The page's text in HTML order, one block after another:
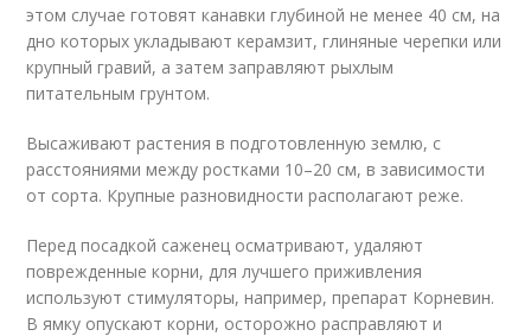
этом случае готовят канавки глубиной не менее 40 см, на
дно которых укладывают керамзит, глиняные черепки или
крупный гравий, а затем заправляют рыхлым
питательным грунтом.
Высаживают растения в подготовленную землю, с
расстояниями между ростками 10–20 см, в зависимости
от сорта. Крупные разновидности располагают реже.
Перед посадкой саженец осматривают, удаляют
поврежденные корни, для лучшего приживления
используют стимуляторы, например, препарат Корневин.
В ямку опускают корни, осторожно расправляют и